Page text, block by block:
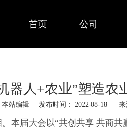
首页 公司
器人+农业”塑造农
站编辑 发布时间： 2022-08-18 来
本届大会以“共创共享 共商